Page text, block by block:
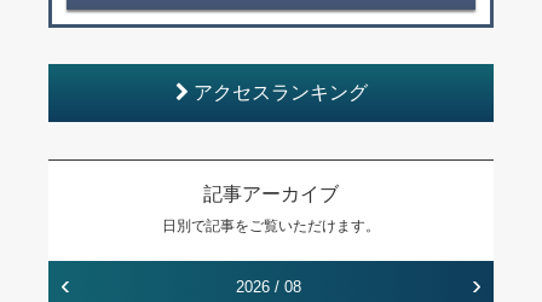
アクセスランキング
記事アーカイブ
日別で記事をご覧いただけます。
‹ 2026 / 08 ›